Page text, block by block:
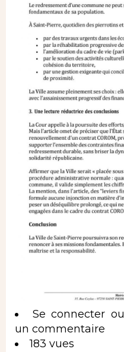
Se connecter ou
un commentaire
183 vues